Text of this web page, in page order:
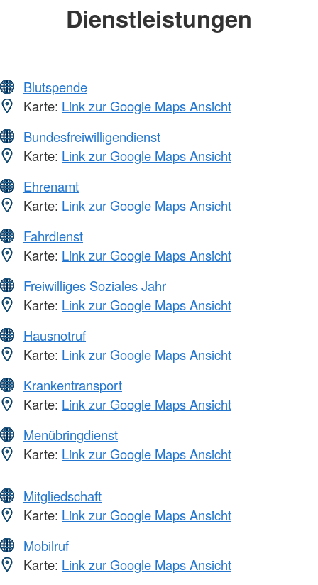
Dienstleistungen
Blutspende
Karte: Link zur Google Maps Ansicht
Bundesfreiwilligendienst
Karte: Link zur Google Maps Ansicht
Ehrenamt
Karte: Link zur Google Maps Ansicht
Fahrdienst
Karte: Link zur Google Maps Ansicht
Freiwilliges Soziales Jahr
Karte: Link zur Google Maps Ansicht
Hausnotruf
Karte: Link zur Google Maps Ansicht
Krankentransport
Karte: Link zur Google Maps Ansicht
Menübringdienst
Karte: Link zur Google Maps Ansicht
Mitgliedschaft
Karte: Link zur Google Maps Ansicht
Mobilruf
Karte: Link zur Google Maps Ansicht